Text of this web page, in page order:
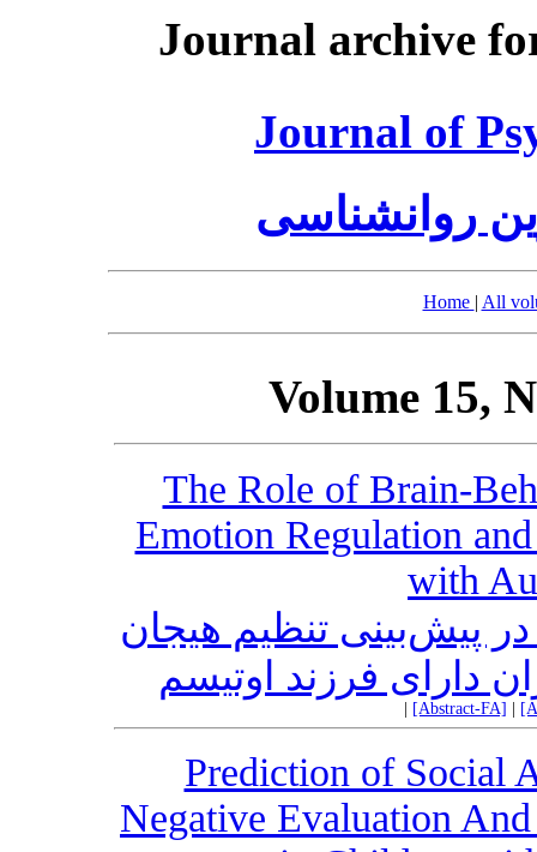
Journal archive
Journal of
روانشناسی
Home | All
Volume 15,
The Role of Brain-
Emotion Regulation
with
پیش‌بینی تنظیم هیجان
دارای فرزند اوتیسم
[Abstract-FA]
Prediction of Social
Negative Evaluation